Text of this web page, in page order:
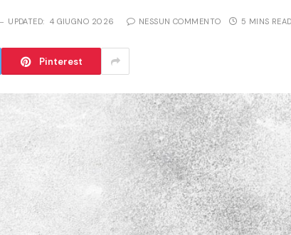
UPDATED: 4 GIUGNO 2026 NESSUN COMMENTO 5 MINS READ
Pinterest